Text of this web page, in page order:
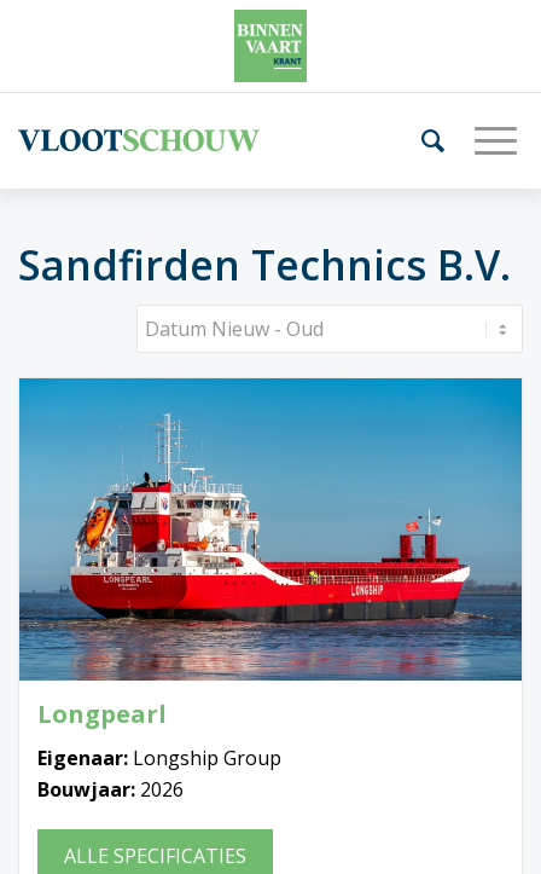
Sandfirden Technics B.V.
Longpearl
Eigenaar: Longship Group
Bouwjaar: 2026
ALLE SPECIFICATIES